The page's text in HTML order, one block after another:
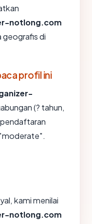
notlong.com
geografis di
profil ini
(? tahun,
kami menilai
notlong.com